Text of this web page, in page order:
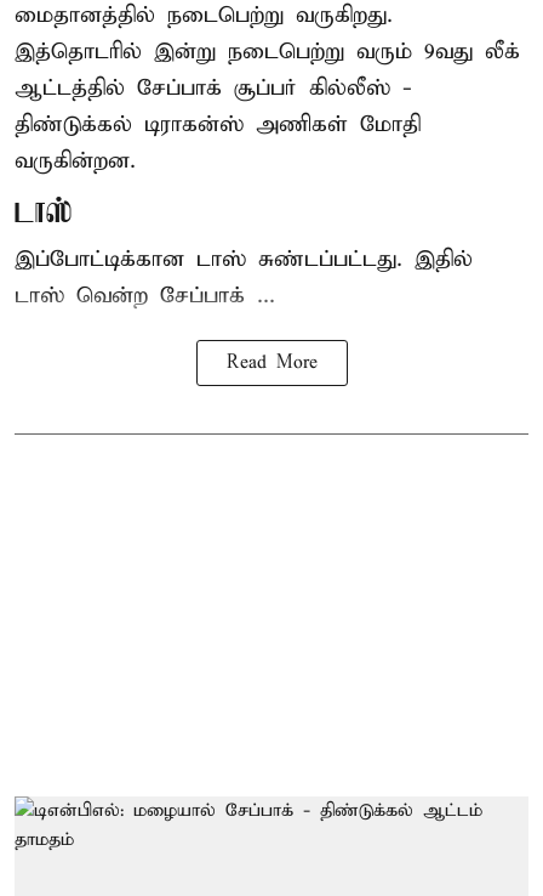
மைதானத்தில் நடைபெற்று வருகிறது.
இத்தொடரில் இன்று நடைபெற்று வரும் 9வது லீக்
ஆட்டத்தில் சேப்பாக் சூப்பர் கில்லீஸ் -
திண்டுக்கல் டிராகன்ஸ் அணிகள் மோதி
வருகின்றன.
டாஸ்
இப்போட்டிக்கான டாஸ் சுண்டப்பட்டது. இதில்
டாஸ் வென்ற சேப்பாக் ...
Read More